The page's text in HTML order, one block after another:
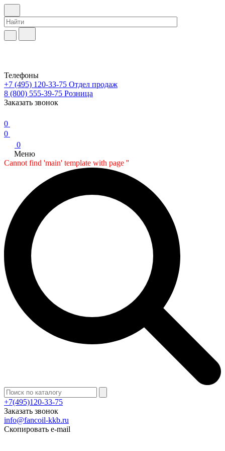
Телефоны
+7 (495) 120-33-75 Отдел продаж
8 (800) 555-39-75 Розница
Заказать звонок
0
0
0
Меню
Cannot find 'main' template with page ''
+7(495)120-33-75
Заказать звонок
info@fancoil-kkb.ru
Скопировать e-mail